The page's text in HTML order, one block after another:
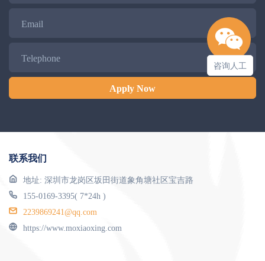
Apply Now
联系我们
地址: 深圳市龙岗区坂田街道象角塘社区宝吉路
155-0169-3395( 7*24h )
2239869241@qq.com
https://www.moxiaoxing.com
咨询人工